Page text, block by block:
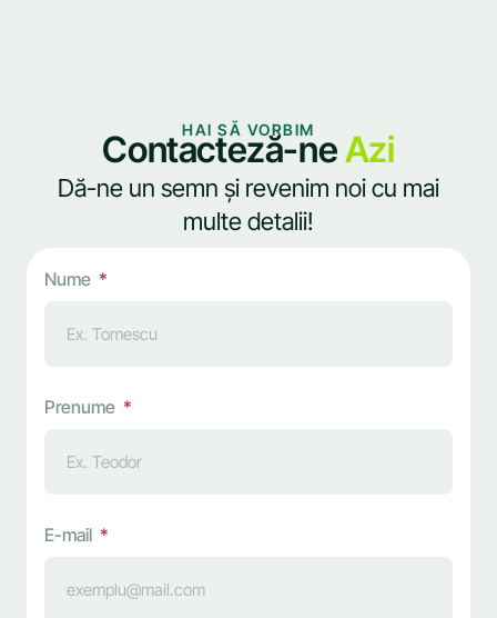
HAI SĂ VORBIM
Contacteză-neAzi
Dă-ne un semn și revenim noi cu mai
multe detalii!
Nume
Prenume
E-mail